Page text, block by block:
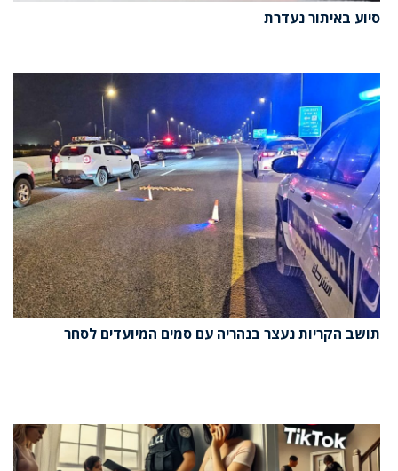
סיוע באיתור נעדרת
תושב הקריות נעצר בנהריה עם סמים המיועדים לסחר